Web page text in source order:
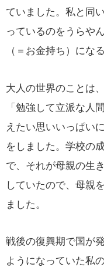
ていました。私と同
っているのをうらや
（＝お金持ち）にな
大人の世界のことは
「勉強して立派な人
えたい思いいっぱい
をしました。学校の
で、それが母親の生
していたので、母親
ました。
戦後の復興期で国が
ようになっていた私